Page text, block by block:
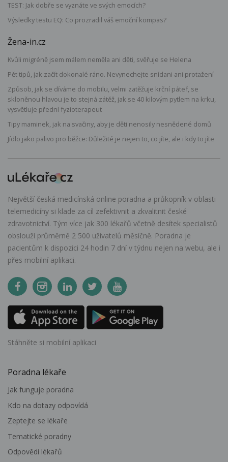
TEST: Jak dobře se vyznáte ve svých emocích?
Výsledky testu EQ: Co prozradil váš emoční kompas?
Žena-in.cz
Kvůli migréně jsem málem neměla ani děti, svěřuje se Helena
Pět tipů, jak začít dokonalé ráno. Nevynechejte snídani ani protažení
Způsob, jak se díváme do mobilu, velmi zatěžuje krční páteř, se
skloněnou hlavou je to stejná zátěž, jak se 40 kilovým pytlem na krku,
vysvětluje přední fyzioterapeut
Tipy maminek, jak na svačiny, aby je děti nenosily nesnědené domů
Jídlo jako palivo pro běžce: Důležité je nejen to, co jíte, ale i kdy to jíte
Největší česká medicínská online poradna a průkopník v oblasti
telemedicíny si klade za cíl zefektivnit a zkvalitnit české
zdravotnictví. Tým více jak 300 lékařů včetně desítek specialistů
obslouží průměrně 2 500 uživatelů měsíčně. Poradna je
pacientům k dispozici 24 hodin 7 dní v týdnu nejen na webu, ale i
přes mobilní aplikaci.
Stáhněte si mobilní aplikaci
Poradna lékaře
Jak funguje poradna
Kdo na dotazy odpovídá
Zeptejte se lékaře
Tematické poradny
Odpovědi lékařů